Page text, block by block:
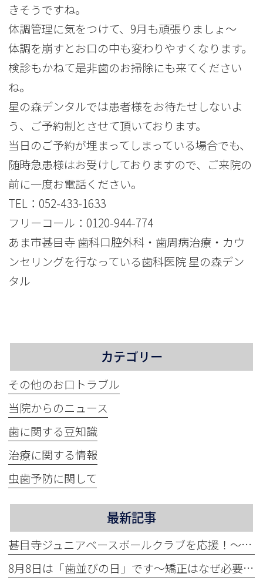
きそうですね。
体調管理に気をつけて、9月も頑張りましょ～
体調を崩すとお口の中も変わりやすくなります。
検診もかねて是非歯のお掃除にも来てください
ね。
星の森デンタルでは患者様をお待たせしないよ
う、ご予約制とさせて頂いております。
当日のご予約が埋まってしまっている場合でも、
随時急患様はお受けしておりますので、ご来院の
前に一度お電話ください。
TEL：052-433-1633
フリーコール：0120-944-774
あま市甚目寺 歯科口腔外科・歯周病治療・カウ
ンセリングを行なっている歯科医院 星の森デン
タル
カテゴリー
その他のお口トラブル
当院からのニュース
歯に関する豆知識
治療に関する情報
虫歯予防に関して
最新記事
甚目寺ジュニアベースボールクラブを応援！～地域活性化に力をいれています～
8月8日は「歯並びの日」です～矯正はなぜ必要？～